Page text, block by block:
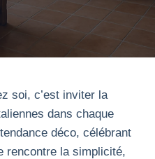
soi, c’est inviter la
dans chaque
déco, célébrant
rencontre la simplicité,